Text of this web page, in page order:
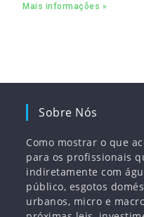
empregos
Mais informações »
Sobre Nós
Como mostrar o que
para os profissionais
indiretamente com
público, esgotos
urbanos, micro e